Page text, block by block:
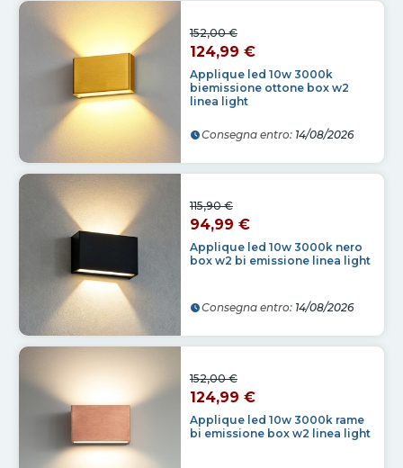
Applique led 10w 3000k
biemissione ottone box w2
linea light
152,00 €
124,99 €
Consegna entro: 14/08/2026
Applique led 10w 3000k nero
box w2 bi emissione linea light
115,90 €
94,99 €
Consegna entro: 14/08/2026
Applique led 10w 3000k rame
bi emissione box w2 linea light
152,00 €
124,99 €